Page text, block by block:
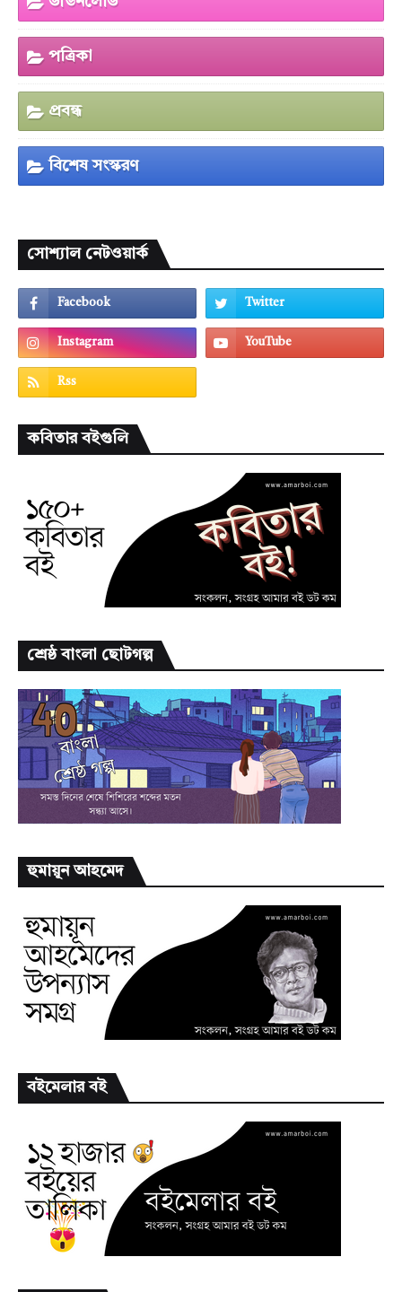
পত্রিকা
প্রবন্ধ
বিশেষ সংস্করণ
সোশ্যাল নেটওয়ার্ক
কবিতার বইগুলি
শ্রেষ্ঠ বাংলা ছোটগল্প
হুমায়ূন আহমেদ
বইমেলার বই